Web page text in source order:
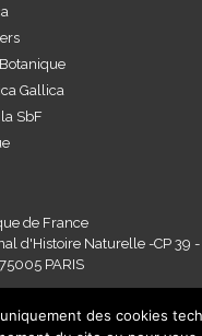
Gallica
SbF
de France
d'Histoire Naturelle -CP 39 -
PARIS
à l'adresse : des cookies